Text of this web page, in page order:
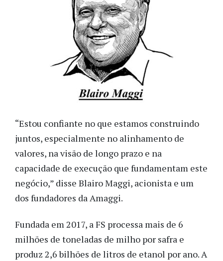
“Estou confiante no que estamos construindo
juntos, especialmente no alinhamento de
valores, na visão de longo prazo e na
capacidade de execução que fundamentam este
negócio,” disse Blairo Maggi, acionista e um
dos fundadores da Amaggi.
Fundada em 2017, a FS processa mais de 6
milhões de toneladas de milho por safra e
produz 2,6 bilhões de litros de etanol por ano. A